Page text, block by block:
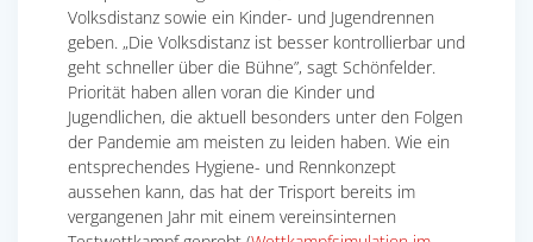
Volksdistanz sowie ein Kinder- und Jugendrennen
geben. „Die Volksdistanz ist besser kontrollierbar und
geht schneller über die Bühne”, sagt Schönfelder.
Priorität haben allen voran die Kinder und
Jugendlichen, die aktuell besonders unter den Folgen
der Pandemie am meisten zu leiden haben. Wie ein
entsprechendes Hygiene- und Rennkonzept
aussehen kann, das hat der Trisport bereits im
vergangenen Jahr mit einem vereinsinternen